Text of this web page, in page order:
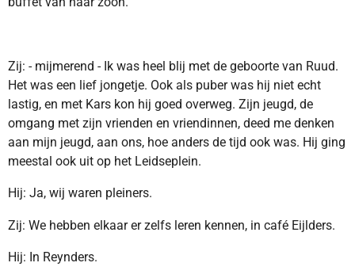
Zij: - mijmerend - Ik was heel blij met de geboorte van Ruud.
Het was een lief jongetje. Ook als puber was hij niet echt
lastig, en met Kars kon hij goed overweg. Zijn jeugd, de
omgang met zijn vrienden en vriendinnen, deed me denken
aan mijn jeugd, aan ons, hoe anders de tijd ook was. Hij ging
meestal ook uit op het Leidseplein.
Hij: Ja, wij waren pleiners.
Zij: We hebben elkaar er zelfs leren kennen, in café Eijlders.
Hij: In Reynders.